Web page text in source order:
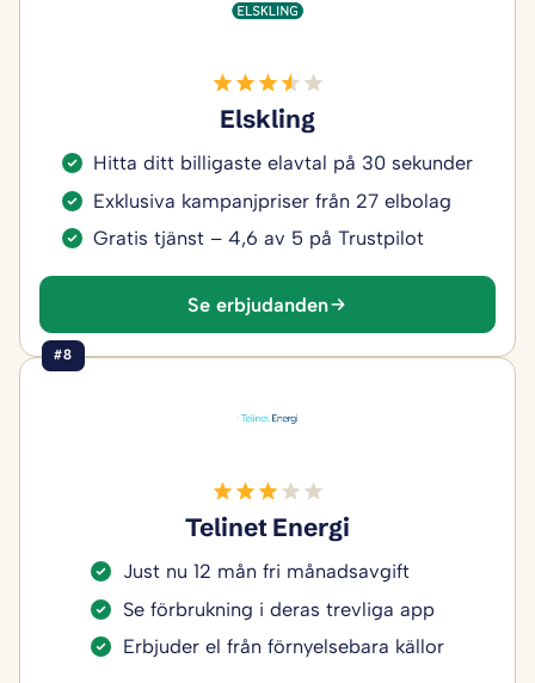
Elskling
Hitta ditt billigaste elavtal på 30 sekunder
Exklusiva kampanjpriser från 27 elbolag
Gratis tjänst – 4,6 av 5 på Trustpilot
Se erbjudanden
#8
Telinet Energi
Just nu 12 mån fri månadsavgift
Se förbrukning i deras trevliga app
Erbjuder el från förnyelsebara källor